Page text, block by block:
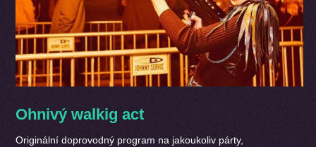
Ohnivý walkig act
Originální doprovodný program na jakoukoliv párty,